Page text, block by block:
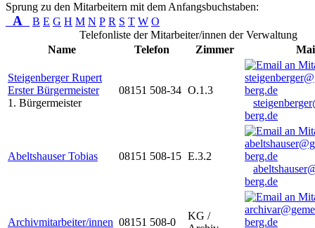
Sprung zu den Mitarbeitern mit dem Anfangsbuchstaben:
A B E G H M N P R S T W O
Telefonliste der Mitarbeiter/innen der Verwaltung
Name
Telefon Zimmer
Steigenberger Rupert
Erster Bürgermeister
1. Bürgermeister
08151 508-34 O.1.3
berg.de
Abeltshauser Tobias 08151 508-15 E.3.2
berg.de
Archivmitarbeiter/innen 08151 508-0
KG /